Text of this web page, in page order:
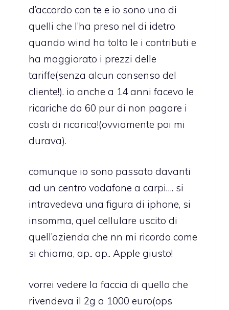
d’accordo con te e io sono uno di
quelli che l’ha preso nel di idetro
quando wind ha tolto le i contributi e
ha maggiorato i prezzi delle
tariffe(senza alcun consenso del
cliente!). io anche a 14 anni facevo le
ricariche da 60 pur di non pagare i
costi di ricarica!(ovviamente poi mi
durava).
comunque io sono passato davanti
ad un centro vodafone a carpi…. si
intravedeva una figura di iphone, si
insomma, quel cellulare uscito di
quell’azienda che nn mi ricordo come
si chiama, ap.. ap.. Apple giusto!
vorrei vedere la faccia di quello che
rivendeva il 2g a 1000 euro(ops